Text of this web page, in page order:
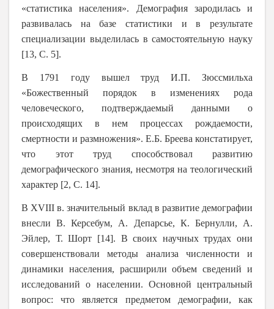
«статистика населения». Демография зародилась и
развивалась на базе статистики и в результате
специализации выделилась в самостоятельную науку
[13, С. 5].
В 1791 году вышел труд И.П. Зюссмильха
«Божественный порядок в изменениях рода
человеческого, подтверждаемый данными о
происходящих в нем процессах рождаемости,
смертности и размножения». Е.Б. Бреева констатирует,
что этот труд способствовал развитию
демографического знания, несмотря на теологический
характер [2, С. 14].
В XVIII в. значительный вклад в развитие демографии
внесли В. Керсебум, А. Депарсье, К. Бернулли, А.
Эйлер, Т. Шорт [14]. В своих научных трудах они
совершенствовали методы анализа численности и
динамики населения, расширили объем сведений и
исследований о населении. Основной центральный
вопрос: что является предметом демографии, как